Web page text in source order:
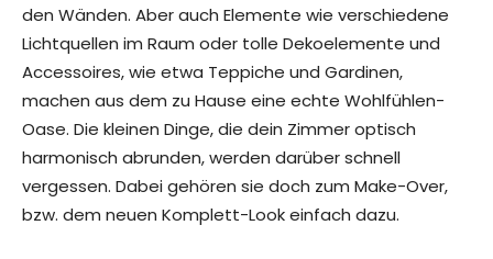
den Wänden. Aber auch Elemente wie verschiedene
Lichtquellen im Raum oder tolle Dekoelemente und
Accessoires, wie etwa Teppiche und Gardinen,
machen aus dem zu Hause eine echte Wohlfühlen-
Oase. Die kleinen Dinge, die dein Zimmer optisch
harmonisch abrunden, werden darüber schnell
vergessen. Dabei gehören sie doch zum Make-Over,
bzw. dem neuen Komplett-Look einfach dazu.